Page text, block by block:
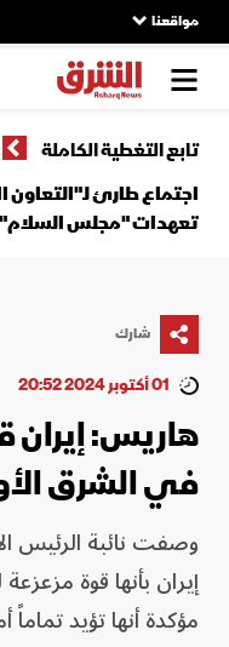
مواقعنا
تابع التغطية الكاملة
اجتماع طارئ
تعهدات "مجلس
شارك
01 أكتوبر 2024 20:52
هاريس: إيران
في الشرق
وصفت نائبة الرئيس
إيران بأنها قوة
مؤكدة أنها تؤيد